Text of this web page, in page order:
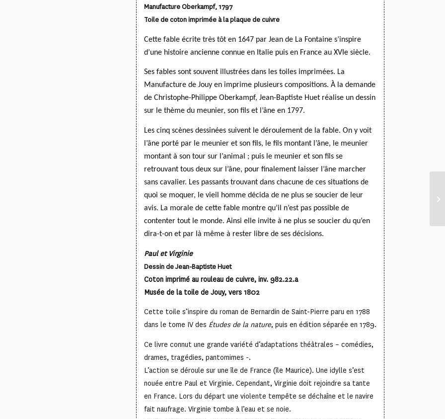
Manufacture Oberkampf, 1797
Toile de coton imprimée à la plaque de cuivre
Cette fable écrite très tôt en 1647 par Jean de La Fontaine s’inspire
d’une histoire ancienne connue en Italie puis en France au XVIe siècle.
Ses fables sont souvent illustrées dans les toiles imprimées. La
Manufacture de Jouy en imprime plusieurs compositions. À la demande
de Christophe-Philippe Oberkampf, Jean-Baptiste Huet réalise un dessin
sur le thème du meunier, son fils et l’âne en 1797.
Les cinq scènes dessinées suivent le déroulement de la fable. On y voit
l’âne porté par le meunier et son fils, le fils montant l’âne, le meunier
montant à son tour sur l’animal ; puis le meunier et son fils se
retrouvant tous deux sur l’âne, pour finalement laisser l’âne marcher
sans cavalier. Les passants trouvant dans chacune de ces situations de
quoi se moquer, le vieil homme décida de ne plus se soucier de leur
avis. La morale de cette fable montre qu’il n’est pas possible de
contenter tout le monde. Ainsi elle invite à ne plus se soucier du qu’en
dira-t-on et par là même à rester libre de ses décisions.
Paul et Virginie
Dessin de Jean-Baptiste Huet
Coton imprimé au rouleau de cuivre, inv. 982.22.a
Musée de la toile de Jouy, vers 1802
Cette toile s’inspire du roman de Bernardin de Saint-Pierre paru en 1788
dans le tome IV des Études de la nature, puis en édition séparée en 1789.
Ce livre connut une grande variété d’adaptations théâtrales – comédies,
drames, tragédies, pantomimes -.
L’action se déroule sur une île de France (île Maurice). Une idylle s’est
nouée entre Paul et Virginie. Cependant, Virginie doit rejoindre sa tante
en France. Lors du départ une violente tempête se déchaîne et le navire
fait naufrage. Virginie tombe à l’eau et se noie.